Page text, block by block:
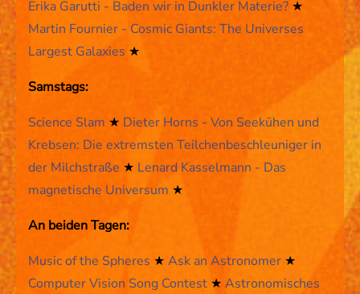
Erika Garutti - Baden wir in Dunkler Materie? ★
Martin Fournier - Cosmic Giants: The Universes
Largest Galaxies ★
Samstags:
Science Slam ★ Dieter Horns - Von Seekühen und
Krebsen: Die extremsten Teilchenbeschleuniger in
der Milchstraße ★ Lenard Kasselmann - Das
magnetische Universum ★
An beiden Tagen:
Music of the Spheres ★ Ask an Astronomer ★
Computer Vision Song Contest ★ Astronomisches